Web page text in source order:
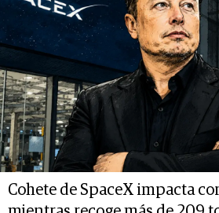
Cohete de SpaceX impacta